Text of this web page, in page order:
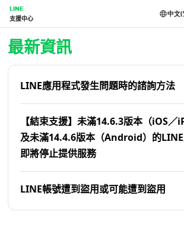
LINE
支援中心
中文
首頁 | LINE支援中心
最新資訊
LINE應用程式發生問題時的諮詢方法
【結束支援】未滿14.6.3版本（iOS／
及未滿14.4.6版本（Android）的
即將停止提供服務
LINE帳號遭到盜用或可能遭到盜用